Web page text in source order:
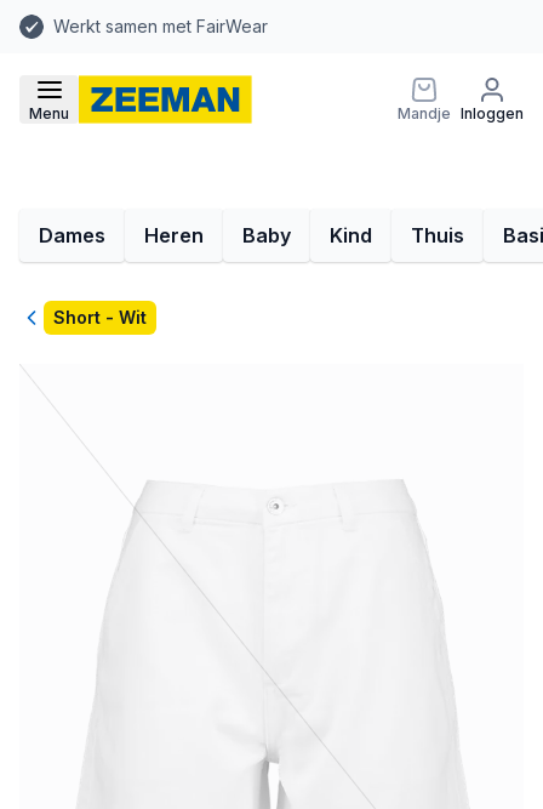
Werkt samen met FairWear
Menu Mandje Inloggen
Dames Heren Baby Kind Thuis
TerugShort - Wit